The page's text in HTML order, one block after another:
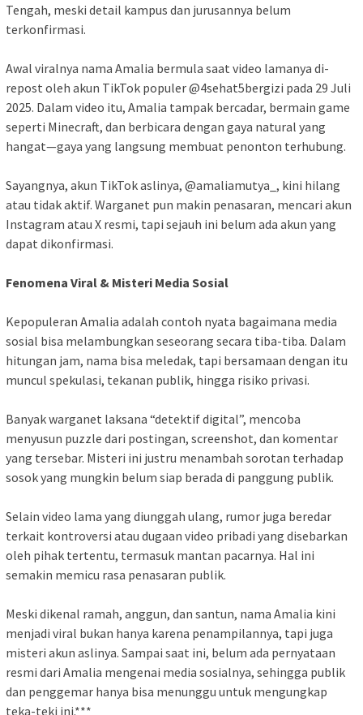
Tengah, meski detail kampus dan jurusannya belum
terkonfirmasi.
Awal viralnya nama Amalia bermula saat video lamanya di-
repost oleh akun TikTok populer @4sehat5bergizi pada 29 Juli
2025. Dalam video itu, Amalia tampak bercadar, bermain game
seperti Minecraft, dan berbicara dengan gaya natural yang
hangat—gaya yang langsung membuat penonton terhubung.
Sayangnya, akun TikTok aslinya, @amaliamutya_, kini hilang
atau tidak aktif. Warganet pun makin penasaran, mencari akun
Instagram atau X resmi, tapi sejauh ini belum ada akun yang
dapat dikonfirmasi.
Fenomena Viral & Misteri Media Sosial
Kepopuleran Amalia adalah contoh nyata bagaimana media
sosial bisa melambungkan seseorang secara tiba-tiba. Dalam
hitungan jam, nama bisa meledak, tapi bersamaan dengan itu
muncul spekulasi, tekanan publik, hingga risiko privasi.
Banyak warganet laksana “detektif digital”, mencoba
menyusun puzzle dari postingan, screenshot, dan komentar
yang tersebar. Misteri ini justru menambah sorotan terhadap
sosok yang mungkin belum siap berada di panggung publik.
Selain video lama yang diunggah ulang, rumor juga beredar
terkait kontroversi atau dugaan video pribadi yang disebarkan
oleh pihak tertentu, termasuk mantan pacarnya. Hal ini
semakin memicu rasa penasaran publik.
Meski dikenal ramah, anggun, dan santun, nama Amalia kini
menjadi viral bukan hanya karena penampilannya, tapi juga
misteri akun aslinya. Sampai saat ini, belum ada pernyataan
resmi dari Amalia mengenai media sosialnya, sehingga publik
dan penggemar hanya bisa menunggu untuk mengungkap
teka-teki ini.***